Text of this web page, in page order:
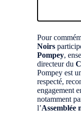
Pour
Noirs
Pompey,
directeur du
Pompey est
respecté,
engagement
notamment
l’Assemblée